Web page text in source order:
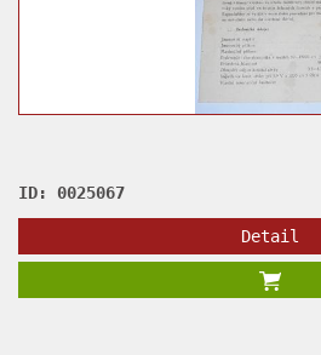
ID: 0025067
Detail